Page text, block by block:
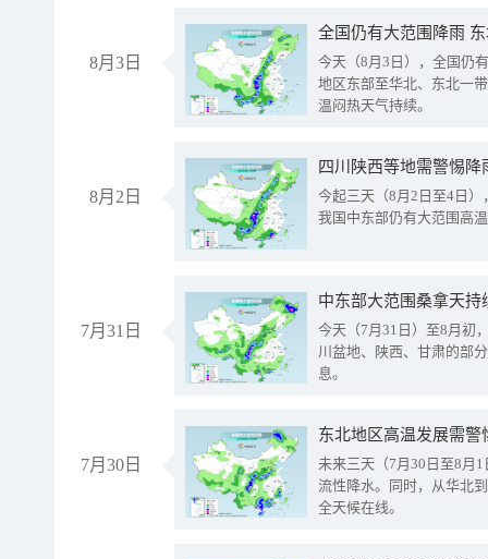
8月3日
全国仍有大范围降雨
今天（8月3日），全国仍
地区东部至华北、东北一
温闷热天气持续。
8月2日
今起三天（8月2日至4日
我国中东部仍有大范围高
7月31日
中东部大范围桑拿天
今天（7月31日）至8月初
川盆地、陕西、甘肃的部
息。
7月30日
东北地区高温发展需
未来三天（7月30日至8月
流性降水。同时，从华北
全天候在线。